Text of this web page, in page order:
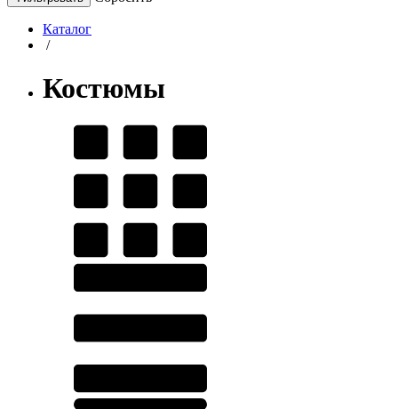
Каталог
/
Костюмы